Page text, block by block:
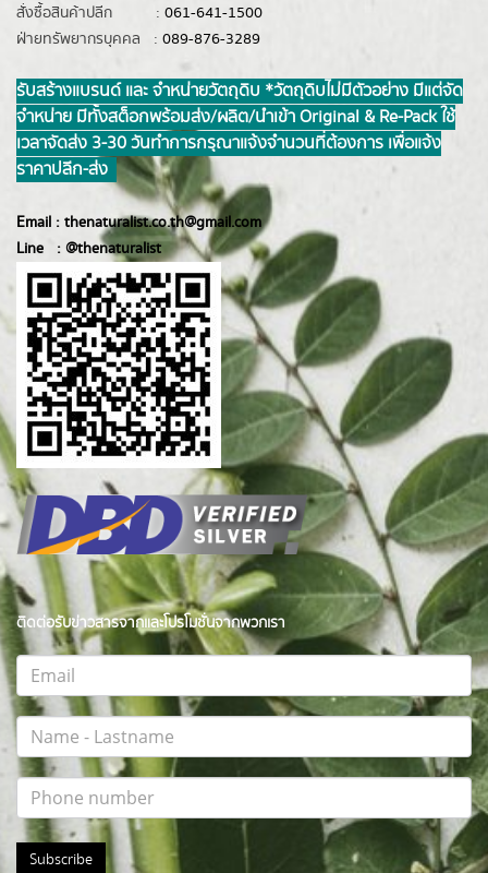
สั่งซื้อสินค้าปลีก : 061-641-1500
ฝ่ายทรัพยากรบุคคล : 089-876-3289
รับสร้างแบรนด์ และ จำหน่ายวัตถุดิบ *วัตถุดิบไม่มีตัวอย่าง มีแต่จัด
จำหน่าย มีทั้งสต็อกพร้อมส่ง/ผลิต/นำเข้า Original & Re-Pack ใช้
เวลาจัดส่ง 3-30 วันทำการ กรุณาแจ้งจำนวนที่ต้องการ เพื่อแจ้ง
ราคาปลีก-ส่ง
Email : thenaturalist.co.th@gmail.com
Line : @thenaturalist
ติดต่อรับข่าวสารจากและโปรโมชั่นจากพวกเรา
Subscribe